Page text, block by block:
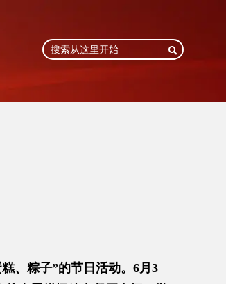

、粽子”的节日活动。6月3